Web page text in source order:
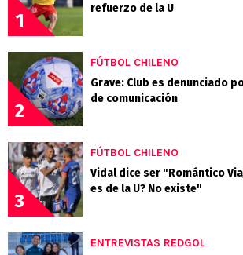
1
refuerzo de la U
2
FÚTBOL CHILENO
Grave: Club es denunciado
de comunicación
3
FÚTBOL CHILENO
Vidal dice ser "Romántico
es de la U? No existe"
ENTREVISTAS REDGOL